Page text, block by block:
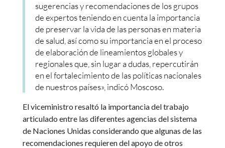
sugerencias y recomendaciones de los grupos
de expertos teniendo en cuenta la importancia
de preservar la vida de las personas en materia
de salud, así como su importancia en el proceso
de elaboración de lineamientos globales y
regionales que, sin lugar a dudas, repercutirán
en el fortalecimiento de las políticas nacionales
de nuestros países», indicó Moscoso.
El viceministro resaltó la importancia del trabajo
articulado entre las diferentes agencias del sistema
de Naciones Unidas considerando que algunas de las
recomendaciones requieren del apoyo de otros